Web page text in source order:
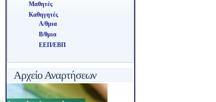
Μαθητές
Καθηγητές
Α/θμια
Β/θμια
ΕΕΠ/ΕΒΠ
Αρχείο Αναρτήσεων